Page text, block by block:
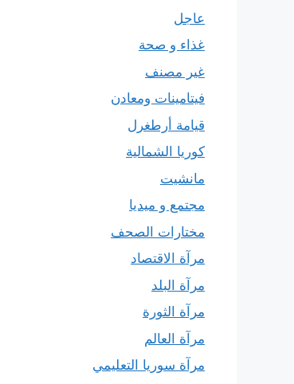
عاجل
غذاء و صحة
غير مصنف
فيتامينات ومعادن
قيامة أرطغرل
كوريا الشمالية
مانشيت
مجتمع و ميديا
مختارات الصحف
مرآة الاقتصاد
مرآة البلد
مرآة الثورة
مرآة العالم
مرآة سوريا التعليمي